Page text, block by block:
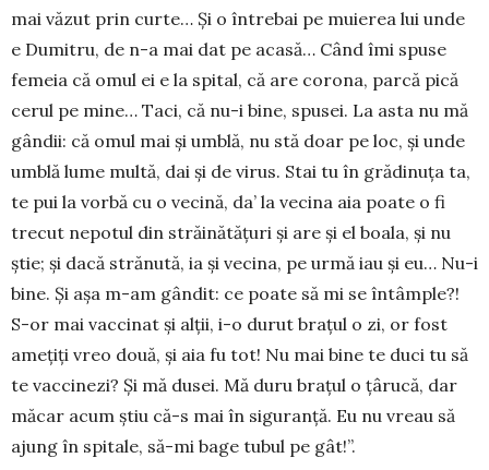
mai văzut prin curte… Și o întrebai pe muierea lui un­de
e Dumitru, de n-a mai dat pe acasă… Când îmi spuse
femeia că omul ei e la spital, că are co­rona, parcă pică
cerul pe mine… Taci, că nu-i bine, spusei. La asta nu mă
gândii: că omul mai și um­blă, nu stă doar pe loc, și unde
umblă lume multă, dai și de virus. Stai tu în grădinuța ta,
te pui la vor­bă cu o vecină, da’ la vecina aia poate o fi
trecut nepotul din străinătățuri și are și el boala, și nu
știe; și dacă strănută, ia și vecina, pe urmă iau și eu… Nu-i
bine. Și așa m-am gândit: ce poate să mi se în­­tâmple?!
S-or mai vaccinat și alții, i-o durut bra­țul o zi, or fost
amețiți vreo două, și aia fu tot! Nu mai bine te duci tu să
te vaccinezi? Și mă dusei. Mă duru brațul o țârucă, dar
măcar acum știu că-s mai în siguranță. Eu nu vreau să
ajung în spitale, să-mi bage tubul pe gât!”.